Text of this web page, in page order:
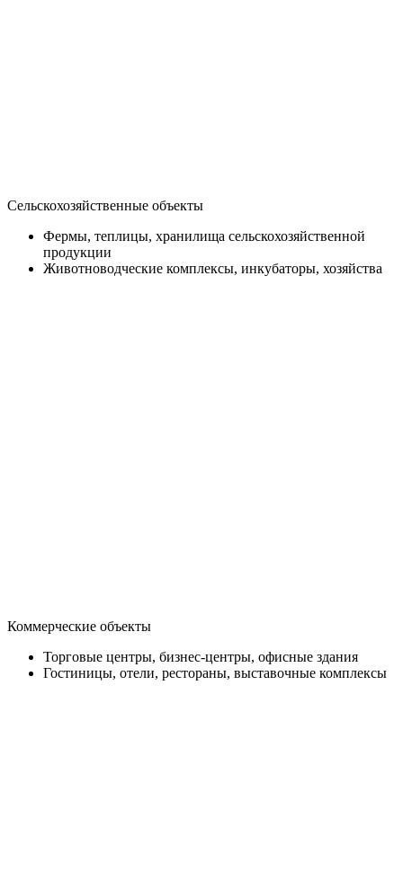
Сельскохозяйственные объекты
Фермы, теплицы, хранилища сельскохозяйственной
продукции
Животноводческие комплексы, инкубаторы, хозяйства
Коммерческие объекты
Торговые центры, бизнес-центры, офисные здания
Гостиницы, отели, рестораны, выставочные комплексы